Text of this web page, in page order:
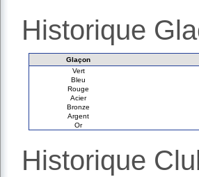
Historique
Glaçon
Vert
Bleu
Rouge
Acier
Bronze
Argent
Or
Historique